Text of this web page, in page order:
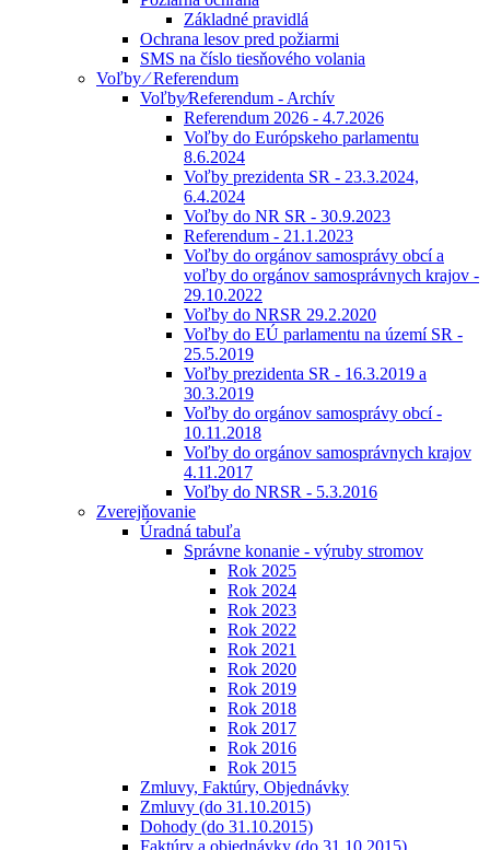
Základné pravidlá
Ochrana lesov pred požiarmi
SMS na číslo tiesňového volania
Voľby ⁄ Referendum
Voľby⁄Referendum - Archív
Referendum 2026 - 4.7.2026
Voľby do Európskeho parlamentu
8.6.2024
Voľby prezidenta SR - 23.3.2024,
6.4.2024
Voľby do NR SR - 30.9.2023
Referendum - 21.1.2023
Voľby do orgánov samosprávy obcí a
voľby do orgánov samosprávnych krajov -
29.10.2022
Voľby do NRSR 29.2.2020
Voľby do EÚ parlamentu na území SR -
25.5.2019
Voľby prezidenta SR - 16.3.2019 a
30.3.2019
Voľby do orgánov samosprávy obcí -
10.11.2018
Voľby do orgánov samosprávnych krajov
4.11.2017
Voľby do NRSR - 5.3.2016
Zverejňovanie
Úradná tabuľa
Správne konanie - výruby stromov
Rok 2025
Rok 2024
Rok 2023
Rok 2022
Rok 2021
Rok 2020
Rok 2019
Rok 2018
Rok 2017
Rok 2016
Rok 2015
Zmluvy, Faktúry, Objednávky
Zmluvy (do 31.10.2015)
Dohody (do 31.10.2015)
Faktúry a objednávky (do 31.10.2015)